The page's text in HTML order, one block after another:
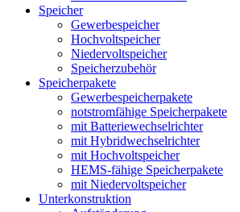
Speicher
Gewerbespeicher
Hochvoltspeicher
Niedervoltspeicher
Speicherzubehör
Speicherpakete
Gewerbespeicherpakete
notstromfähige Speicherpakete
mit Batteriewechselrichter
mit Hybridwechselrichter
mit Hochvoltspeicher
HEMS-fähige Speicherpakete
mit Niedervoltspeicher
Unterkonstruktion